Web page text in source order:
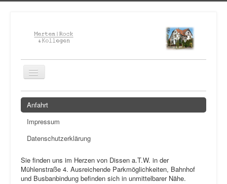
Home
Kanzlei
Kontakt
Anfahrt
Impressum
Datenschutzerklärung
Sie finden uns im Herzen von Dissen a.T.W. in der
Mühlenstraße 4. Ausreichende Parkmöglichkeiten, Bahnhof
und Busbanbindung befinden sich in unmittelbarer Nähe.